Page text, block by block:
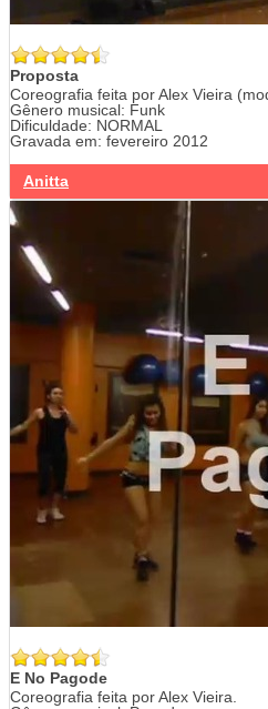
Proposta
Coreografia feita por Alex Vieira
Gênero musical: Funk
Dificuldade: NORMAL
Gravada em: fevereiro 2012
Anitta
E No Pagode
Coreografia feita por Alex Vieira.